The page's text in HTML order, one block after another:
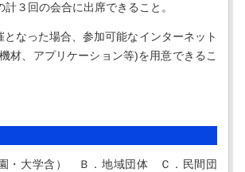
３回の会合に出席できること。
となった場合、参加可能なインターネット
材、アプリケーション等)を用意できるこ
・大学含） Ｂ．地域団体 Ｃ．民間団